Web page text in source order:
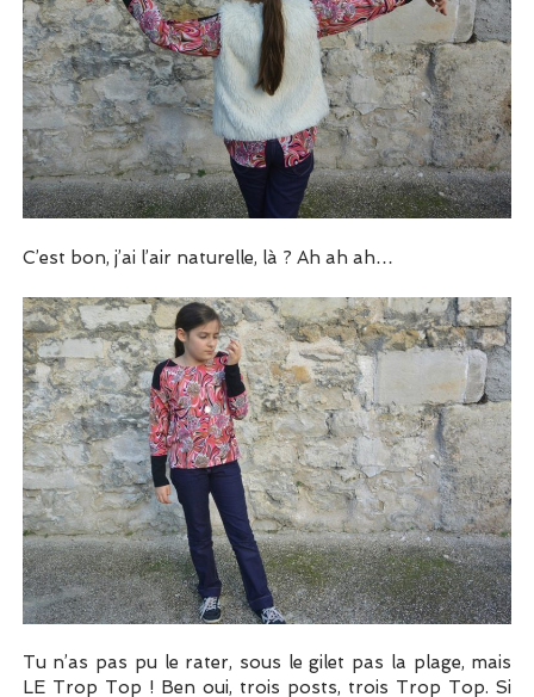
C’est bon, j’ai l’air naturelle, là ? Ah ah ah…
Tu n’as pas pu le rater, sous le gilet pas la plage, mais
LE Trop Top ! Ben oui, trois posts, trois Trop Top. Si